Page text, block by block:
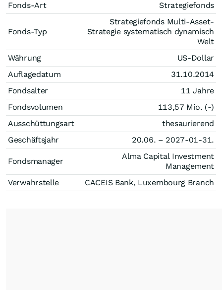
Fonds-Art Strategiefonds
Fonds-Typ
Strategiefonds Multi-Asset-
Strategie systematisch dynamisch
Welt
Währung
US-Dollar
Auflagedatum
31.10.2014
Fondsalter
11 Jahre
Fondsvolumen
113,57 Mio. (-)
Ausschüttungsart
thesaurierend
Geschäftsjahr
20.06. – 2027-01-31.
Fondsmanager
Alma Capital Investment
Management
Verwahrstelle
CACEIS Bank, Luxembourg Branch